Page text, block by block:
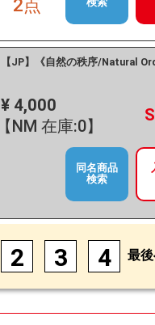
2点
【JP】《自然の秩序/Natural
¥ 4,000
【NM 在庫:0】
同名商品
検索
2 3 4 最